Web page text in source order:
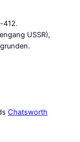
412.
USSR),
Chatsworth